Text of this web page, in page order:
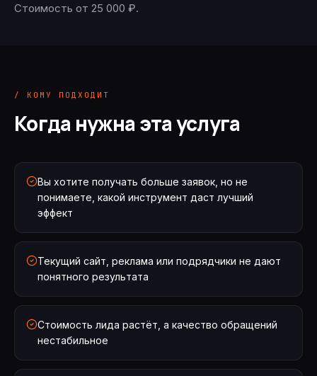
Стоимость от 25 000 ₽.
/ КОМУ ПОДХОДИТ
Когда нужна эта услуга
Вы хотите получать больше заявок, но не
понимаете, какой инструмент даст лучший
эффект
Текущий сайт, реклама или подрядчики не дают
понятного результата
Стоимость лида растёт, а качество обращений
нестабильное